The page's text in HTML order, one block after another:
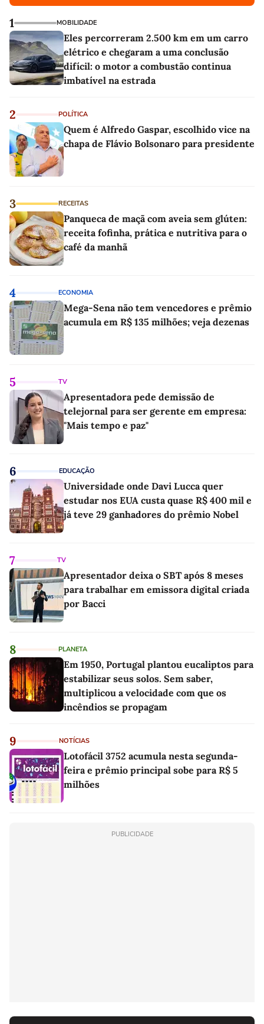
1 MOBILIDADE
Eles percorreram 2.500 km em um carro
elétrico e chegaram a uma conclusão
difícil: o motor a combustão continua
imbatível na estrada
2 POLÍTICA
Quem é Alfredo Gaspar, escolhido vice na
chapa de Flávio Bolsonaro para presidente
3 RECEITAS
Panqueca de maçã com aveia sem glúten:
receita fofinha, prática e nutritiva para o
café da manhã
4 ECONOMIA
Mega-Sena não tem vencedores e prêmio
acumula em R$ 135 milhões; veja dezenas
5 TV
Apresentadora pede demissão de
telejornal para ser gerente em empresa:
"Mais tempo e paz"
6 EDUCAÇÃO
Universidade onde Davi Lucca quer
estudar nos EUA custa quase R$ 400 mil e
já teve 29 ganhadores do prêmio Nobel
7 TV
Apresentador deixa o SBT após 8 meses
para trabalhar em emissora digital criada
por Bacci
8 PLANETA
Em 1950, Portugal plantou eucaliptos para
estabilizar seus solos. Sem saber,
multiplicou a velocidade com que os
incêndios se propagam
9 NOTÍCIAS
Lotofácil 3752 acumula nesta segunda-
feira e prêmio principal sobe para R$ 5
milhões
PUBLICIDADE